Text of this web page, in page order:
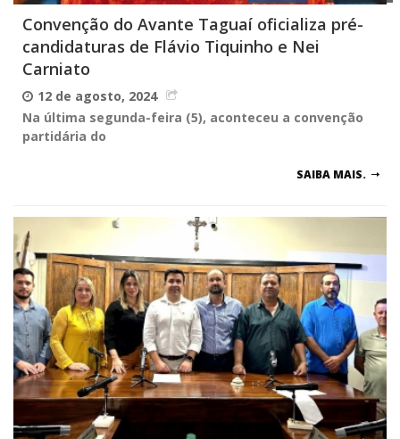
Convenção do Avante Taguaí oficializa pré-
candidaturas de Flávio Tiquinho e Nei
Carniato
12 de agosto, 2024
Na última segunda-feira (5), aconteceu a convenção
partidária do
SAIBA MAIS.